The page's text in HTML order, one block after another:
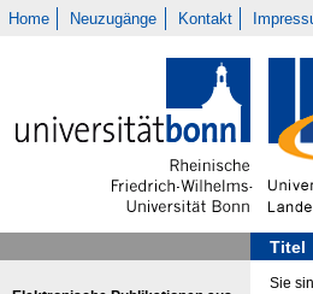
Home Neuzugänge Kontakt
Titel
Sie